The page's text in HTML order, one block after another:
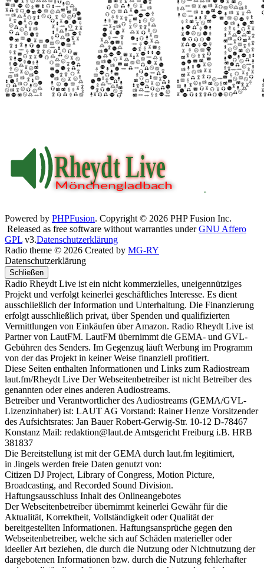
Powered by PHPFusion. Copyright © 2026 PHP Fusion Inc.
Released as free software without warranties underGNU Affero
GPL v3.Datenschutzerklärung
Radio theme © 2026 Created by MG-RY
Datenschutzerklärung
Schließen
Radio Rheydt Live ist ein nicht kommerzielles, uneigennütziges
Projekt und verfolgt keinerlei geschäftliches Interesse. Es dient
ausschließlich der Information und Unterhaltung. Die Finanzierung
erfolgt ausschließlich privat, über Spenden und qualifizierten
Vermittlungen von Einkäufen über Amazon. Radio Rheydt Live ist
Partner von LautFM. LautFM übernimmt die GEMA- und GVL-
Gebühren des Senders. Im Gegenzug läuft Werbung im Programm
von der das Projekt in keiner Weise finanziell profitiert.
Diese Seiten enthalten Informationen und Links zum Radiostream
laut.fm/Rheydt Live Der Webseitenbetreiber ist nicht Betreiber des
genannten oder eines anderen Audiostreams.
Betreiber und Verantwortlicher des Audiostreams (GEMA/GVL-
Lizenzinhaber) ist: LAUT AG Vorstand: Rainer Henze Vorsitzender
des Aufsichtsrates: Jan Bauer Robert-Gerwig-Str. 10-12 D-78467
Konstanz Mail: redaktion@laut.de Amtsgericht Freiburg i.B. HRB
381837
Die Bereitstellung ist mit der GEMA durch laut.fm legitimiert,
in Jingels werden freie Daten genutzt von:
Citizen DJ Project, Library of Congress, Motion Picture,
Broadcasting, and Recorded Sound Division.
Haftungsausschluss Inhalt des Onlineangebotes
Der Webseitenbetreiber übernimmt keinerlei Gewähr für die
Aktualität, Korrektheit, Vollständigkeit oder Qualität der
bereitgestellten Informationen. Haftungsansprüche gegen den
Webseitenbetreiber, welche sich auf Schäden materieller oder
ideeller Art beziehen, die durch die Nutzung oder Nichtnutzung der
dargebotenen Informationen bzw. durch die Nutzung fehlerhafter